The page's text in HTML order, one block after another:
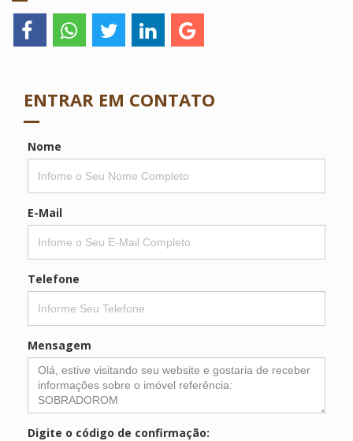
ENTRAR EM CONTATO
Nome
E-Mail
Telefone
Mensagem
Digite o código de confirmação: